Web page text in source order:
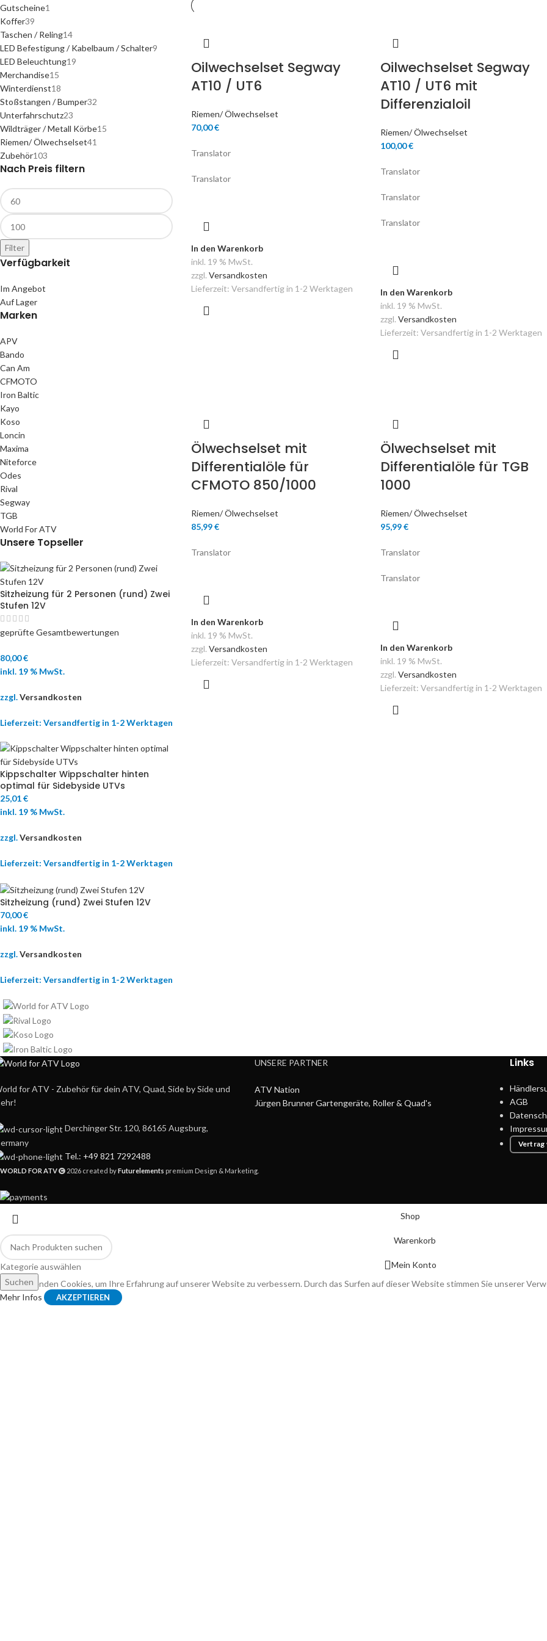
Gutscheine1
Koffer39
Taschen / Reling14
LED Befestigung / Kabelbaum / Schalter9
LED Beleuchtung19
Merchandise15
Winterdienst18
Stoßstangen / Bumper32
Unterfahrschutz23
Wildträger / Metall Körbe15
Riemen/ Ölwechselset41
Zubehör103
Nach Preis filtern
Filter
Verfügbarkeit
Im Angebot
Auf Lager
Marken
APV
Bando
Can Am
CFMOTO
Iron Baltic
Kayo
Koso
Loncin
Maxima
Niteforce
Odes
Rival
Segway
TGB
World For ATV
Unsere Topseller
Sitzheizung für 2 Personen (rund) Zwei
Stufen 12V
geprüfte Gesamtbewertungen
80,00€
inkl. 19 % MwSt.
zzgl.Versandkosten
Lieferzeit: Versandfertig in 1-2 Werktagen
Kippschalter Wippschalter hinten
optimal für Sidebyside UTVs
25,01€
inkl. 19 % MwSt.
zzgl.Versandkosten
Lieferzeit: Versandfertig in 1-2 Werktagen
Sitzheizung (rund) Zwei Stufen 12V
70,00€
inkl. 19 % MwSt.
zzgl.Versandkosten
Lieferzeit: Versandfertig in 1-2 Werktagen
Oilwechselset Segway
AT10 / UT6
Riemen/ Ölwechselset
70,00€
Translator
Translator
In den Warenkorb
inkl. 19 % MwSt.
zzgl. Versandkosten
Lieferzeit: Versandfertig in 1-2 Werktagen
Oilwechselset Segway
AT10 / UT6 mit
Differenzialoil
Riemen/ Ölwechselset
100,00€
Translator
Translator
Translator
In den Warenkorb
inkl. 19 % MwSt.
zzgl. Versandkosten
Lieferzeit: Versandfertig in 1-2 Werktagen
Ölwechselset mit
Differentialöle für
CFMOTO 850/1000
Riemen/ Ölwechselset
85,99€
Translator
In den Warenkorb
inkl. 19 % MwSt.
zzgl. Versandkosten
Lieferzeit: Versandfertig in 1-2 Werktagen
Ölwechselset mit
Differentialöle für TGB
1000
Riemen/ Ölwechselset
95,99€
Translator
Translator
In den Warenkorb
inkl. 19 % MwSt.
zzgl. Versandkosten
Lieferzeit: Versandfertig in 1-2 Werktagen
for ATV - Zubehör für dein ATV, Quad, Side by Side und
Derchinger Str. 120, 86165 Augsburg,
Tel.: +49 821 7292488
UNSERE PARTNER
ATV Nation
Jürgen Brunner Gartengeräte, Roller & Quad's
Links
AGB
Vertrag
WORLD FOR ATV 2026 created byFuturelements premium Design & Marketing.
Kategorie auswählen
Suchen
Shop
Warenkorb
Mein Konto
Wir verwenden Cookies, um Ihre Erfahrung auf unserer Website zu verbessern. Durch das Surfen auf dieser Website stimmen Sie unserer
Mehr Infos
AKZEPTIEREN